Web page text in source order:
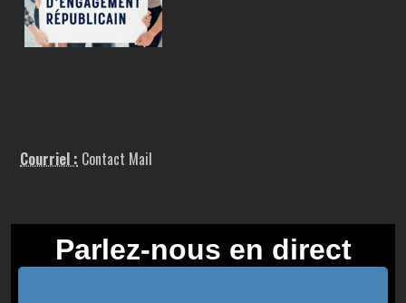
Courriel : Contact Mail